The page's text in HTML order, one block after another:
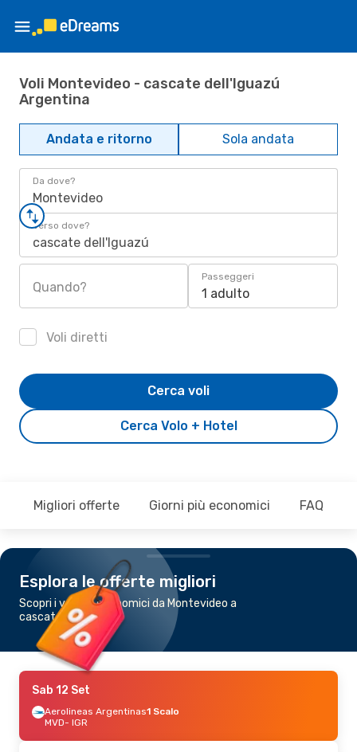
Voli Montevideo - cascate dell'Iguazú
Argentina
Andata e ritorno Sola andata
Da dove?
Montevideo
Verso dove?
cascate dell'Iguazú
Quando?
Passeggeri
1 adulto
Voli diretti
Cerca Volo + Hotel
Cerca voli
Migliori offerte Giorni più economici FAQ
Esplora le offerte migliori
Scopri i voli più economici da Montevideo a
cascate dell'Iguazú
Sab 12 Set
Aerolineas Argentinas1 Scalo
MVD- IGR